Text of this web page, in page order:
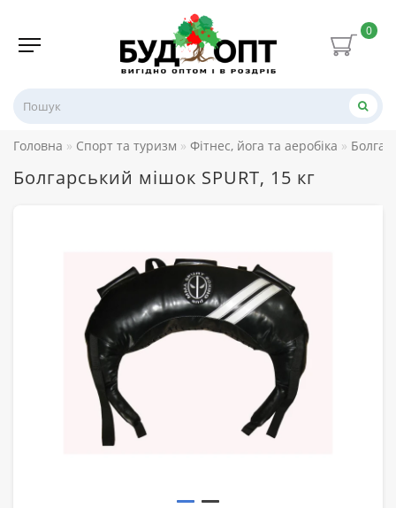
0
Головна Спорт та туризм Фітнес, йога та аеробіка
Болгарський мішок SPURT, 15 кг